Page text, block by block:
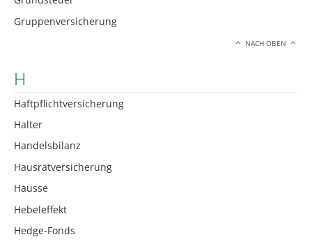
Gruppenversicherung
NACH OBEN
H
Haftpflichtversicherung
Halter
Handelsbilanz
Hausratversicherung
Hausse
Hebeleffekt
Hedge-Fonds